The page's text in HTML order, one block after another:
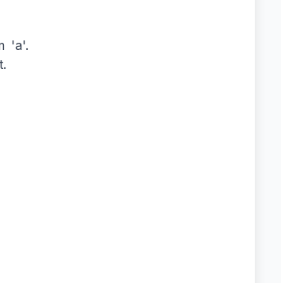
'a'.